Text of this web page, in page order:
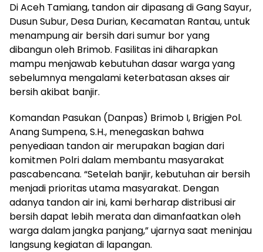
Di Aceh Tamiang, tandon air dipasang di Gang Sayur,
Dusun Subur, Desa Durian, Kecamatan Rantau, untuk
menampung air bersih dari sumur bor yang
dibangun oleh Brimob. Fasilitas ini diharapkan
mampu menjawab kebutuhan dasar warga yang
sebelumnya mengalami keterbatasan akses air
bersih akibat banjir.
Komandan Pasukan (Danpas) Brimob I, Brigjen Pol.
Anang Sumpena, S.H., menegaskan bahwa
penyediaan tandon air merupakan bagian dari
komitmen Polri dalam membantu masyarakat
pascabencana. “Setelah banjir, kebutuhan air bersih
menjadi prioritas utama masyarakat. Dengan
adanya tandon air ini, kami berharap distribusi air
bersih dapat lebih merata dan dimanfaatkan oleh
warga dalam jangka panjang,” ujarnya saat meninjau
langsung kegiatan di lapangan.